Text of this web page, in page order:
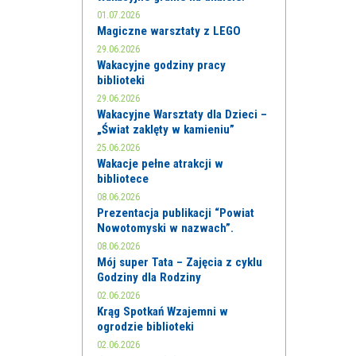
01.07.2026
Magiczne warsztaty z LEGO
29.06.2026
Wakacyjne godziny pracy
biblioteki
29.06.2026
Wakacyjne Warsztaty dla Dzieci –
„Świat zaklęty w kamieniu”
25.06.2026
Wakacje pełne atrakcji w
bibliotece
08.06.2026
Prezentacja publikacji “Powiat
Nowotomyski w nazwach”.
08.06.2026
Mój super Tata – Zajęcia z cyklu
Godziny dla Rodziny
02.06.2026
Krąg Spotkań Wzajemni w
ogrodzie biblioteki
02.06.2026